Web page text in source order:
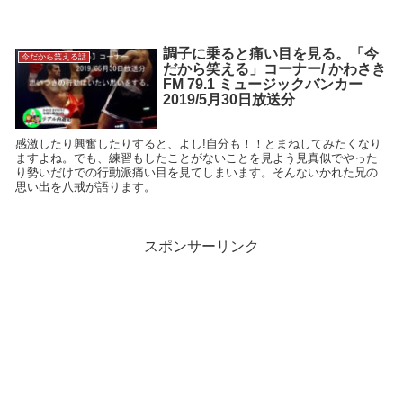
今だから笑える話
調子に乗ると痛い目を見る。「今
だから笑える」コーナー/ かわさき
FM 79.1 ミュージックバンカー
2019/5月30日放送分
感激したり興奮したりすると、よし!自分も！！とまねしてみたくなり
ますよね。でも、練習もしたことがないことを見よう見真似でやった
り勢いだけでの行動派痛い目を見てしまいます。そんないかれた兄の
思い出を八戒が語ります。
スポンサーリンク